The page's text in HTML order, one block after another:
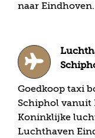
naar Eindhoven.
Goedkoop taxi
Schiphol vanuit
Koninklijke
Luchthaven